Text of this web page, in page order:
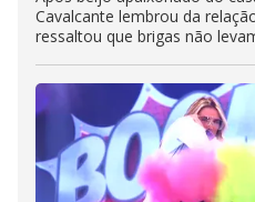
Cavalcante lembrou da
ressaltou que brigas não